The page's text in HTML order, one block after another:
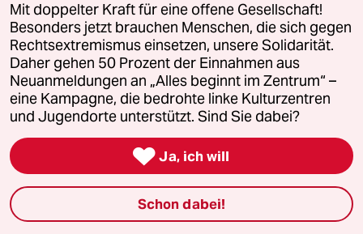
Nord
Wahrheit
Themen
Hitze
Landtagswahl in Sachsen-Anhalt
Mit doppelter Kraft für eine offene Gesellschaft!
Besonders jetzt brauchen Menschen, die sich gegen
Rechtsextremismus einsetzen, unsere Solidarität.
Daher gehen 50 Prozent der Einnahmen aus
Neuanmeldungen an „Alles beginnt im Zentrum“ –
eine Kampagne, die bedrohte linke Kulturzentren
und Jugendorte unterstützt. Sind Sie dabei?
 Ja, ich will
Schon dabei!